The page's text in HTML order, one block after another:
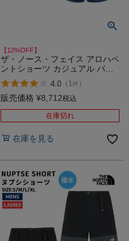
【12%OFF】
ザ・ノース・フェイス アロハベ
ントショーツ カジュアル パン
ツ ショーツ 短パン THE
NORTH FACE K OB
4.0 （ 1件 ）
販売価格 ¥8,712税込
在庫切れ
在庫を見る